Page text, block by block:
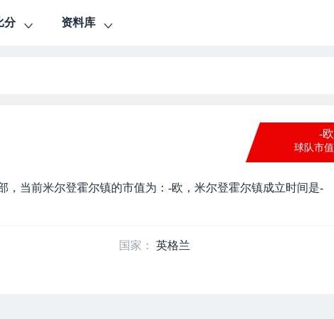
分 资料库
-欧
球队市值
，当前米尔登霍尔镇的市值为：-欧，米尔登霍尔镇成立时间是-
国家： 英格兰